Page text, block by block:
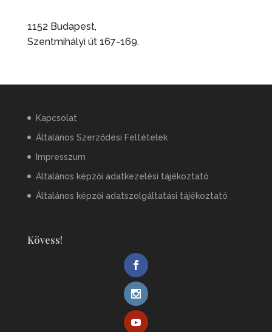
1152 Budapest,
Szentmihályi út 167-169.
Kapcsolat
Általános Szerződési Feltételek
Impresszum
Általános képzői adatkezelési tájékoztató
Általános képzői adatszolgáltatási tájékoztató
Kövess!